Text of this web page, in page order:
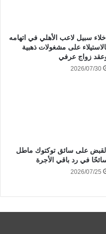
إخلاء سبيل لاعب الأهلي في اتهامه
على مشغولات ذهبية
زواج عرفي
2026/07/30
القبض على سائق توكتوك ماطل
في رد باقي الأجرة
2026/07/25